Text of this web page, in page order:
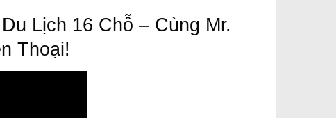
Lịch 16 Chỗ – Cùng Mr.
Thoại!